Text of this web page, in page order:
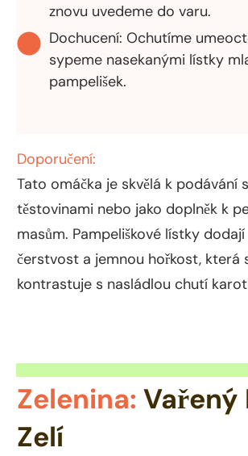
znovu uvedeme do varu.
Dochucení: Ochutíme
sypeme nasekanými lístky
pampelišek.
Doporučení:
Tato omáčka je skvělá k podávání
těstovinami nebo jako doplněk k
masům. Pampeliškové lístky
čerstvost a jemnou hořkost, která
kontrastuje s nasládlou chutí
Zelenina: Vařený
Zelí